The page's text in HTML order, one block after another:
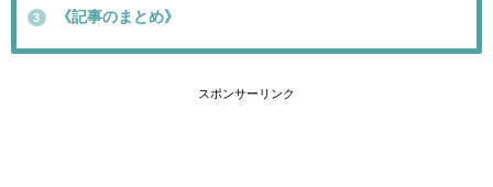
3 《記事のまとめ》
スポンサーリンク